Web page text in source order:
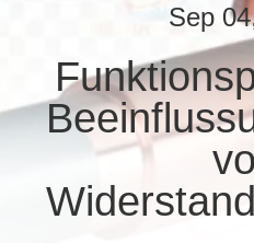
UNS
IN
VERBINDUNG
NACHRICHTEN
Sep